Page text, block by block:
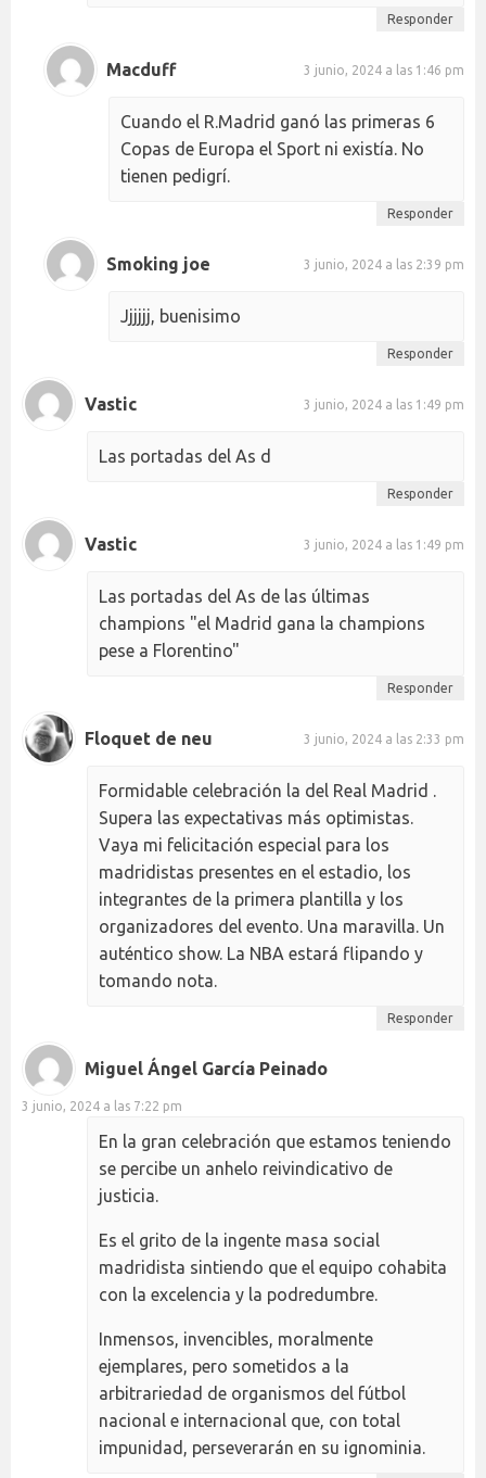
Responder
Macduff 3 junio, 2024 a las 1:46 pm
Cuando el R.Madrid ganó las primeras 6
Copas de Europa el Sport ni existía. No
tienen pedigrí.
Responder
Smoking joe 3 junio, 2024 a las 2:39 pm
Jjjjjj, buenisimo
Responder
Vastic 3 junio, 2024 a las 1:49 pm
Las portadas del As d
Responder
Vastic 3 junio, 2024 a las 1:49 pm
Las portadas del As de las últimas
champions "el Madrid gana la champions
pese a Florentino"
Responder
Floquet de neu 3 junio, 2024 a las 2:33 pm
Formidable celebración la del Real Madrid .
Supera las expectativas más optimistas.
Vaya mi felicitación especial para los
madridistas presentes en el estadio, los
integrantes de la primera plantilla y los
organizadores del evento. Una maravilla. Un
auténtico show. La NBA estará flipando y
tomando nota.
Responder
Miguel Ángel García Peinado
3 junio, 2024 a las 7:22 pm
En la gran celebración que estamos teniendo
se percibe un anhelo reivindicativo de
justicia.
Es el grito de la ingente masa social
madridista sintiendo que el equipo cohabita
con la excelencia y la podredumbre.
Inmensos, invencibles, moralmente
ejemplares, pero sometidos a la
arbitrariedad de organismos del fútbol
nacional e internacional que, con total
impunidad, perseverarán en su ignominia.